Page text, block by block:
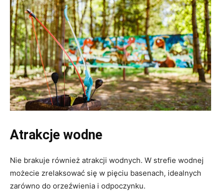
Atrakcje wodne
Nie brakuje również atrakcji wodnych. W strefie wodnej
możecie zrelaksować się w pięciu basenach, idealnych
zarówno do orzeźwienia i odpoczynku.